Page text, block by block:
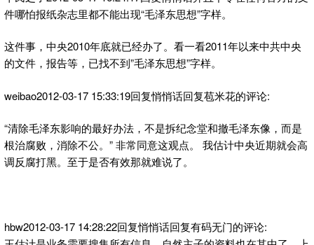
件哪怕报纸杂志里都不能出现“毛泽东思想”字样。
这件事，中央2010年底就已经办了。看一看2011年以来中共中央
的文件，报告等，已找不到”毛泽东思想”字样。
weibao2012-03-17 15:33:19回复悄悄话回复苞米花的评论:
“清除毛泽东影响的最好办法，不是拆纪念堂和撤毛泽东像，而是
根治腐败，消除不公。” 非常同意这观点。 我估计中央近期就会高
调反腐打黑。至于是否有效那就难说了。
hbw2012-03-17 14:28:22回复悄悄话回复有码无门的评论: